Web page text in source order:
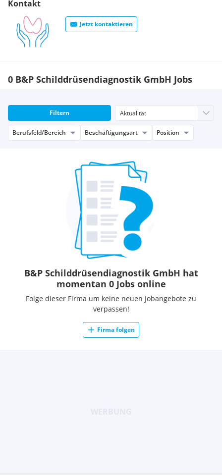
Kontakt
Jetzt kontaktieren
0 B&P Schilddrüsendiagnostik GmbH Jobs
Filtern
Berufsfeld/Bereich Beschäftigungsart Position
B&P Schilddrüsendiagnostik GmbH hat
momentan 0 Jobs online
Folge dieser Firma um keine neuen Jobangebote zu
verpassen!
Firma folgen